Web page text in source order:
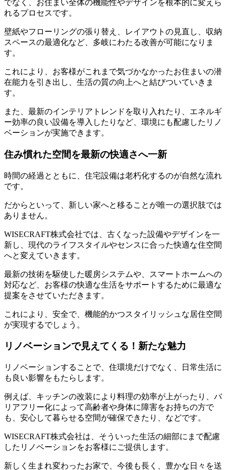
でなく、お住まい全体の機能性やデザインを根本的に変えら
れるプロセスです。
壁紙やフローリングの張り替え、レイアウトの見直し、収納
スペースの最適化など、多岐にわたる改善が可能になりま
す。
これにより、お客様がこれまで気づかなかったお住まいの潜
在能力を引き出し、生活の質の向上へと結びついていきま
す。
また、最新のインテリアトレンドを取り入れたり、エネルギ
ー効率の良い設備を導入したりなど、環境にも配慮したリノ
ベーションが実施できます。
住み慣れた空間を最新の快適さへ一新
時間の経過とともに、住宅設備は老朽化するのが自然な流れ
です。
だからといって、新しい家へと移ることが唯一の選択肢では
ありません。
WISECRAFT株式会社では、古くなった設備やデザインを一
新し、現代のライフスタイルやセンスに合った快適な住空間
へと変えていきます。
最新の技術を駆使した暖房システムや、スマートホームへの
対応など、お客様の快適な生活をサポートするために最適な
提案をさせていただきます。
これにより、安全で、機能的かつスタイリッシュな居住空間
が実現するでしょう。
リノベーションで見えてくる！新たな魅力
リノベーションすることで、住環境だけでなく、日常生活に
も良い影響をもたらします。
例えば、キッチンの改装により料理の効率が上がったり、バ
リアフリー化によって高齢者や身体に障害をお持ちの方で
も、安心して暮らせる空間が確保できたり、などです。
WISECRAFT株式会社は、そういった生活の細部にまで配慮
したリノベーションをお客様にご提供します。
新しく生まれ変わったお家で、今後も長く、豊かな日々を送